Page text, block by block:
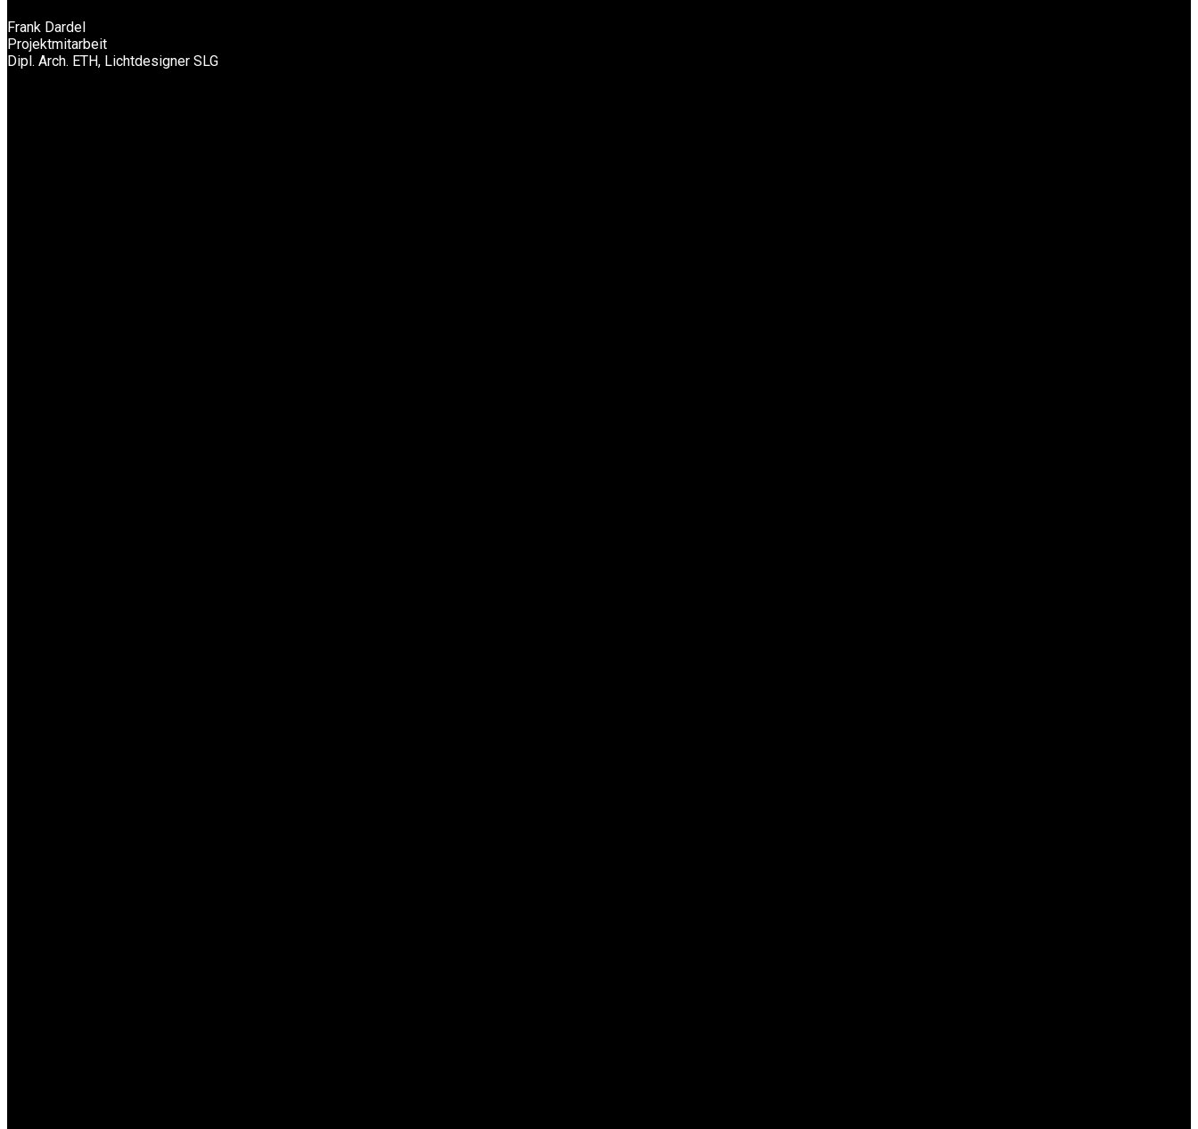
Frank Dardel
Projektmitarbeit
Dipl. Arch. ETH, Lichtdesigner SLG